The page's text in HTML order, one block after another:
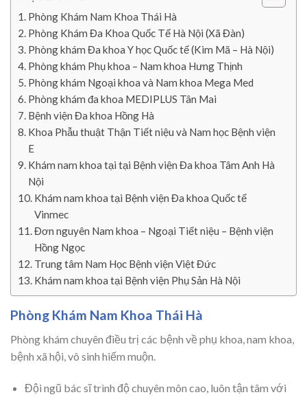
Phòng Khám Nam Khoa Thái Hà
Phòng Khám Đa Khoa Quốc Tế Hà Nội (Xã Đàn)
Phòng khám Đa khoa Y học Quốc tế (Kim Mã – Hà Nội)
Phòng khám Phụ khoa – Nam khoa Hưng Thịnh
Phòng khám Ngoại khoa và Nam khoa Mega Med
Phòng khám đa khoa MEDIPLUS Tân Mai
Bệnh viện Đa khoa Hồng Hà
Khoa Phẫu thuật Thận Tiết niệu và Nam học Bệnh viện
E
Khám nam khoa tại tại Bệnh viện Đa khoa Tâm Anh Hà
Nội
Khám nam khoa tại Bệnh viện Đa khoa Quốc tế
Vinmec
Đơn nguyên Nam khoa – Ngoại Tiết niệu – Bệnh viện
Hồng Ngọc
Trung tâm Nam Học Bệnh viện Việt Đức
Khám nam khoa tại Bệnh viện Phụ Sản Hà Nội
Phòng Khám Nam Khoa Thái Hà
Phòng khám chuyên điều trị các bệnh về phụ khoa, nam khoa,
bệnh xã hội, vô sinh hiếm muộn.
Đội ngũ bác sĩ trình độ chuyên môn cao, luôn tận tâm với